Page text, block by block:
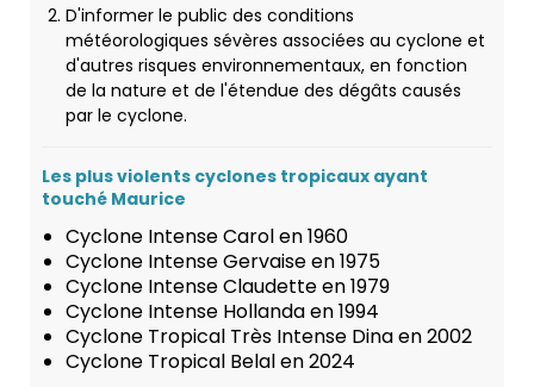
D'informer le public des conditions
météorologiques sévères associées au cyclone et
d'autres risques environnementaux, en fonction
de la nature et de l'étendue des dégâts causés
par le cyclone.
Les plus violents cyclones tropicaux ayant
touché Maurice
Cyclone Intense Carol en 1960
Cyclone Intense Gervaise en 1975
Cyclone Intense Claudette en 1979
Cyclone Intense Hollanda en 1994
Cyclone Tropical Très Intense Dina en 2002
Cyclone Tropical Belal en 2024